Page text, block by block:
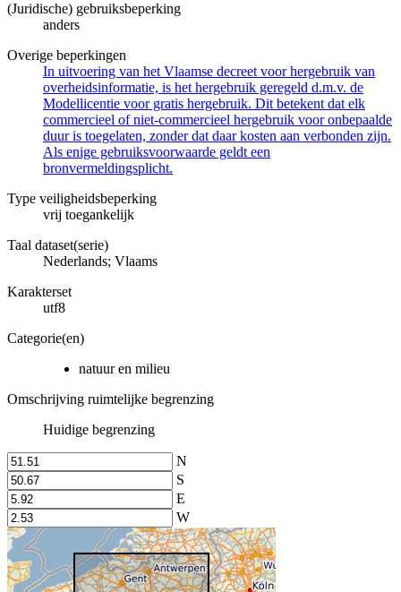
(Juridische) gebruiksbeperking
anders
Overige beperkingen
In uitvoering van het Vlaamse decreet voor hergebruik van
overheidsinformatie, is het hergebruik geregeld d.m.v. de
Modellicentie voor gratis hergebruik. Dit betekent dat elk
commercieel of niet-commercieel hergebruik voor onbepaalde
duur is toegelaten, zonder dat daar kosten aan verbonden zijn.
Als enige gebruiksvoorwaarde geldt een
bronvermeldingsplicht.
Type veiligheidsbeperking
vrij toegankelijk
Taal dataset(serie)
Nederlands; Vlaams
Karakterset
utf8
Categorie(en)
natuur en milieu
Omschrijving ruimtelijke begrenzing
Huidige begrenzing
N
S
E
W